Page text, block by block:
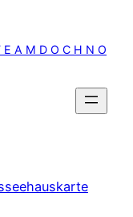
A M D O C H N O